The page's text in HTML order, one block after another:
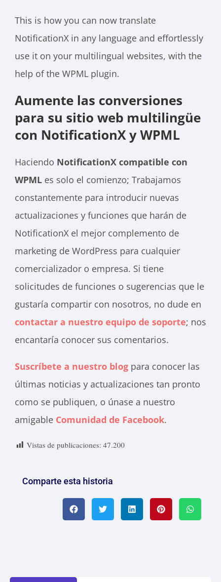
This is how you can now translate
NotificationX in any language and effortlessly
use it on your multilingual websites, with the
help of the WPML plugin.
Aumente las conversiones
para su sitio web multilingüe
con NotificationX y WPML
Haciendo NotificationX compatible con
WPML es solo el comienzo; Trabajamos
constantemente para introducir nuevas
actualizaciones y funciones que harán de
NotificationX el mejor complemento de
marketing de WordPress para cualquier
comercializador o empresa. Si tiene
solicitudes de funciones o sugerencias que le
gustaría compartir con nosotros, no dude en
contactar a nuestro equipo de soporte; nos
encantaría conocer sus comentarios.
Suscríbete a nuestro blog para conocer las
últimas noticias y actualizaciones tan pronto
como se publiquen, o únase a nuestro
amigable Comunidad de Facebook.
Vistas de publicaciones: 47.200
Comparte esta historia